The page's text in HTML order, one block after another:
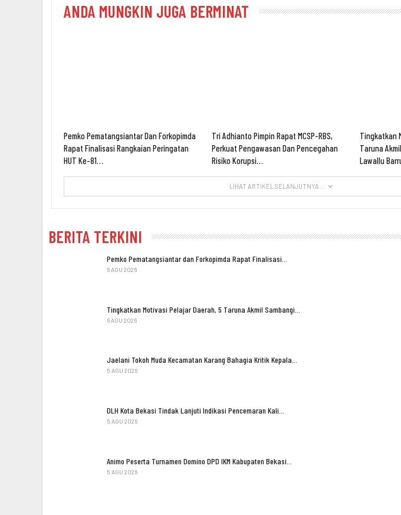
ANDA MUNGKIN JUGA BERMINAT
Pemko Pematangsiantar Dan Forkopimda
Rapat Finalisasi Rangkaian Peringatan
HUT Ke-81…
Tri Adhianto Pimpin Rapat MCSP-RBS,
Perkuat Pengawasan Dan Pencegahan
Risiko Korupsi…
Tingkatkan
Taruna
Lawallu
LIHAT ARTIKEL SELANJUTNYA ...
BERITA TERKINI
Pemko Pematangsiantar dan Forkopimda Rapat Finalisasi…
6 AGU 2026
Tingkatkan Motivasi Pelajar Daerah, 5 Taruna Akmil Sambangi…
6 AGU 2026
Jaelani Tokoh Muda Kecamatan Karang Bahagia Kritik Kepala…
5 AGU 2026
DLH Kota Bekasi Tindak Lanjuti Indikasi Pencemaran Kali…
5 AGU 2026
Animo Peserta Turnamen Domino DPD IKM Kabupaten Bekasi…
5 AGU 2026